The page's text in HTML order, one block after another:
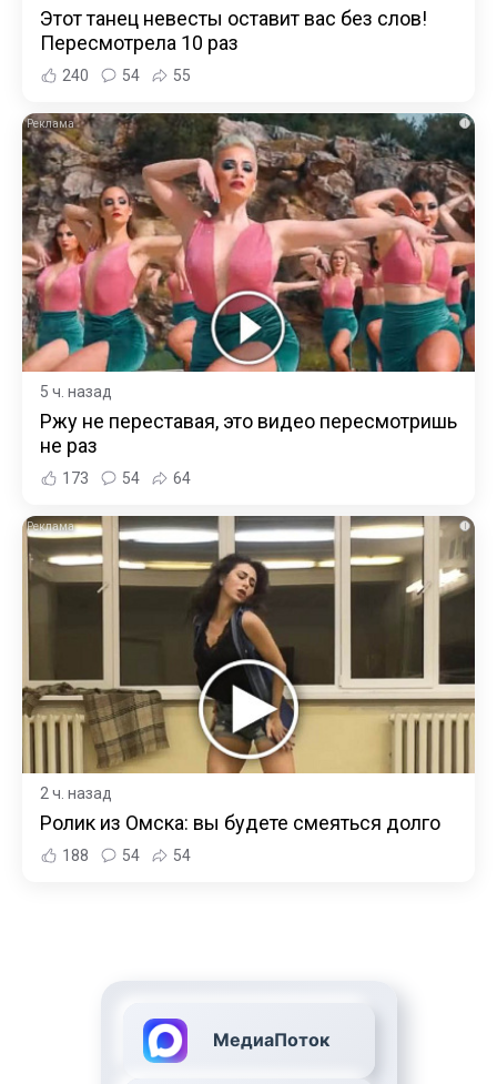
Этот танец невесты оставит вас без слов!
Пересмотрела 10 раз
240 54 55
i
5 ч. назад
Ржу не переставая, это видео пересмотришь
не раз
173 54 64
i
2 ч. назад
Ролик из Омска: вы будете смеяться долго
188 54 54
МедиаПоток